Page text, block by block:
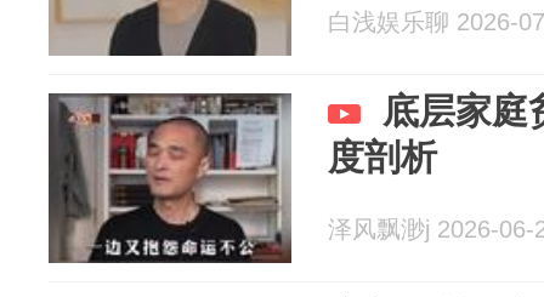
白浅娱乐聊 2026-
底层家庭
度剖析
泽风飘渺j 2026-06-